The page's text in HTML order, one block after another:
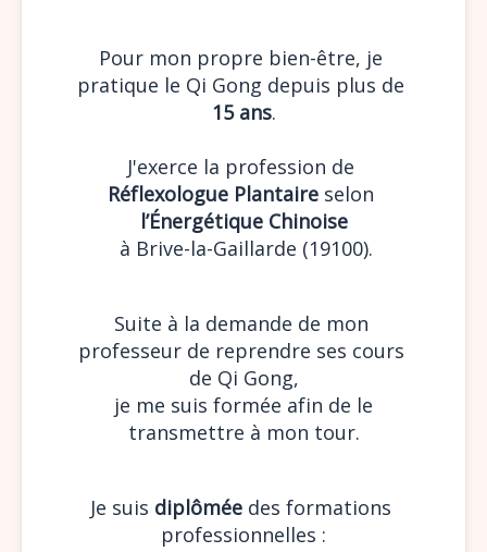
Pour mon propre bien-être, je
15 ans.
Réflexologue Plantaire
l’Énergétique Chinoise
à Brive-la-Gaillarde (19100).
Suite à la demande de mon
professeur de reprendre ses cours
de Qi Gong,
je me suis formée afin de le
transmettre à mon tour.
Je suis diplômée des formations
professionnelles :